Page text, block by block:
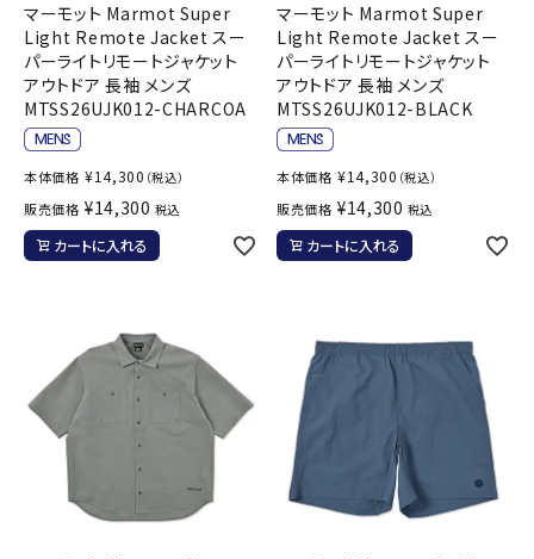
マーモット Marmot Super
Light Remote Jacket スー
パーライトリモートジャケット
アウトドア 長袖 メンズ
MTSS26UJK012-CHARCOA
本体価格 ¥14,300 （税込）
販売価格 ¥14,300 税込
カートに入れる
マーモット Marmot Super
Light Remote Jacket スー
パーライトリモートジャケット
アウトドア 長袖 メンズ
MTSS26UJK012-BLACK
本体価格 ¥14,300 （税込）
販売価格 ¥14,300 税込
カートに入れる